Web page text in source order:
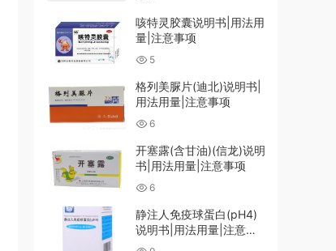
咳特灵胶囊说明书|用法用
量|注意事项
5
格列美脲片(迪北)说明书|
用法用量|注意事项
6
开塞露(含甘油)(信龙)说明
书|用法用量|注意事项
6
静注人免疫球蛋白(pH4)
说明书|用法用量|注意事
项